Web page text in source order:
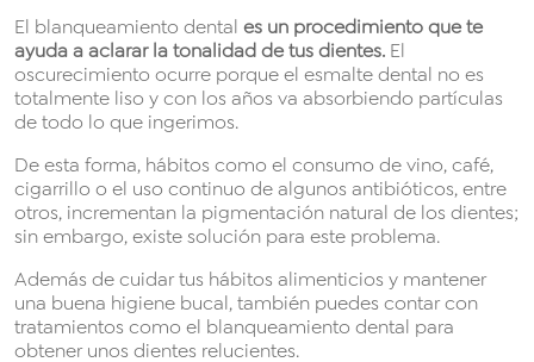
El blanqueamiento dental es un procedimiento que te
ayuda a aclarar la tonalidad de tus dientes. El
oscurecimiento ocurre porque el esmalte dental no es
totalmente liso y con los años va absorbiendo partículas
de todo lo que ingerimos.
De esta forma, hábitos como el consumo de vino, café,
cigarrillo o el uso continuo de algunos antibióticos, entre
otros, incrementan la pigmentación natural de los dientes;
sin embargo, existe solución para este problema.
Además de cuidar tus hábitos alimenticios y mantener
una buena higiene bucal, también puedes contar con
tratamientos como el blanqueamiento dental para
obtener unos dientes relucientes.